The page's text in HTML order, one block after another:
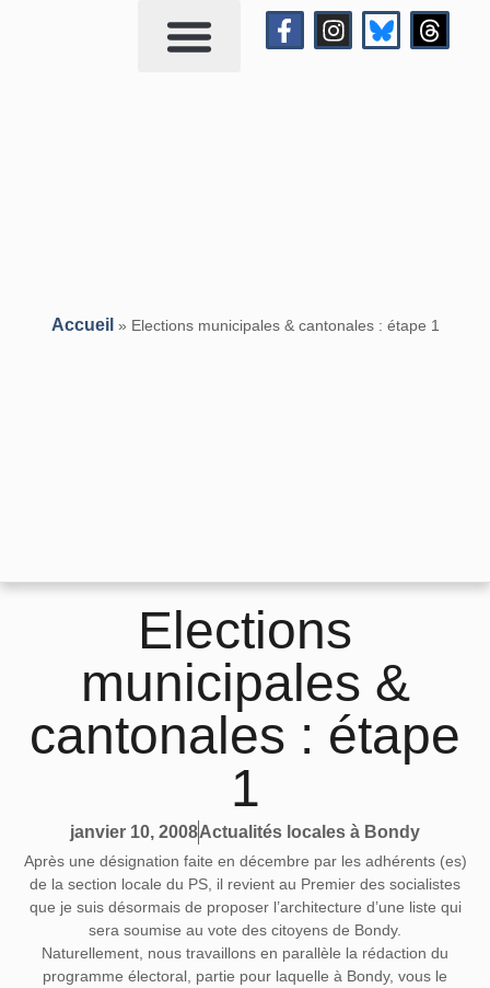
Accueil » Elections municipales & cantonales : étape 1
Elections
municipales &
cantonales : étape
1
janvier 10, 2008Actualités locales à Bondy
Après une désignation faite en décembre par les adhérents (es)
de la section locale du PS, il revient au Premier des socialistes
que je suis désormais de proposer l’architecture d’une liste qui
sera soumise au vote des citoyens de Bondy.
Naturellement, nous travaillons en parallèle la rédaction du
programme électoral, partie pour laquelle à Bondy, vous le